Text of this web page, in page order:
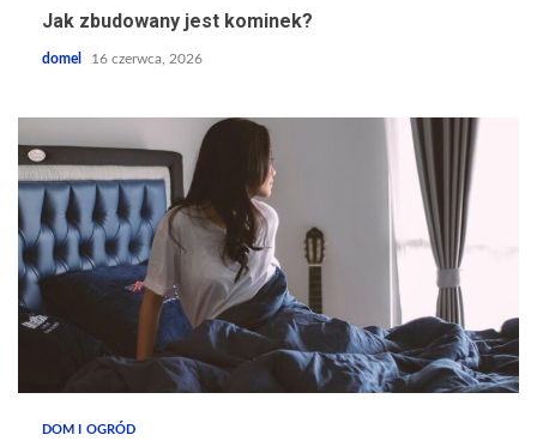
Jak zbudowany jest kominek?
domel 16 czerwca, 2026
DOM I OGRÓD